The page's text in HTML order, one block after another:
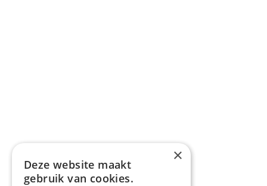
×
Deze website maakt
gebruik van cookies.